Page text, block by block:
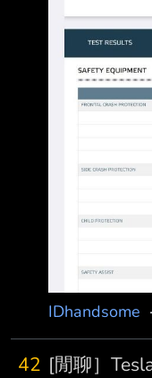
IDhandsome ·
42 [閒聊］